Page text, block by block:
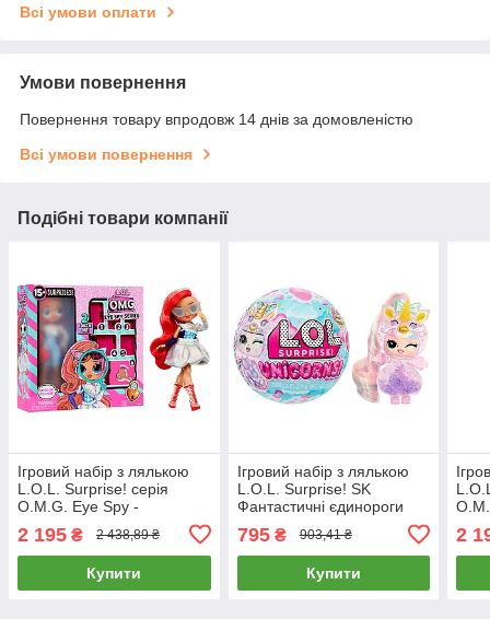
Всі умови оплати
Умови повернення
Повернення товару впродовж 14 днів за домовленістю
Всі умови повернення
Подібні товари компанії
Ігровий набір з лялькою
L.O.L. Surprise! серія
O.M.G. Eye Spy -
2 195 ₴ 2 438,89 ₴
Купити
Ігровий набір з лялькою
L.O.L. Surprise! SK
Фантастичні єдинороги
795₴ 903,41 ₴
Купити
2